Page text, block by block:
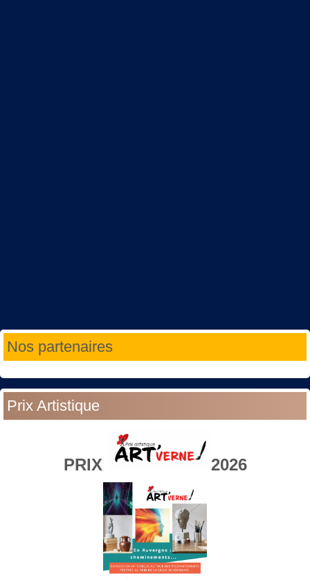
Nos partenaires
Prix Artistique
PRIX 2026
Année
précédente
Mois
précédent
Année
suivante
Mois
suivant